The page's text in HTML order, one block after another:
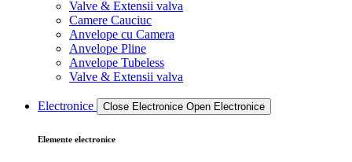
Valve & Extensii valva
Camere Cauciuc
Anvelope cu Camera
Anvelope Pline
Anvelope Tubeless
Valve & Extensii valva
Electronice Close Electronice Open Electronice
Elemente electronice